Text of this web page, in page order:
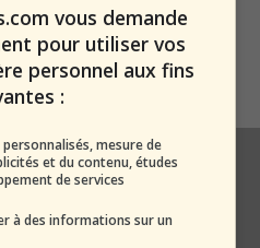
lance un chantier
pour enterrer
l’idée...
vous demande
pour utiliser vos
personnel aux fins
:
mesure de
et du contenu, études
de services
à des informations sur un